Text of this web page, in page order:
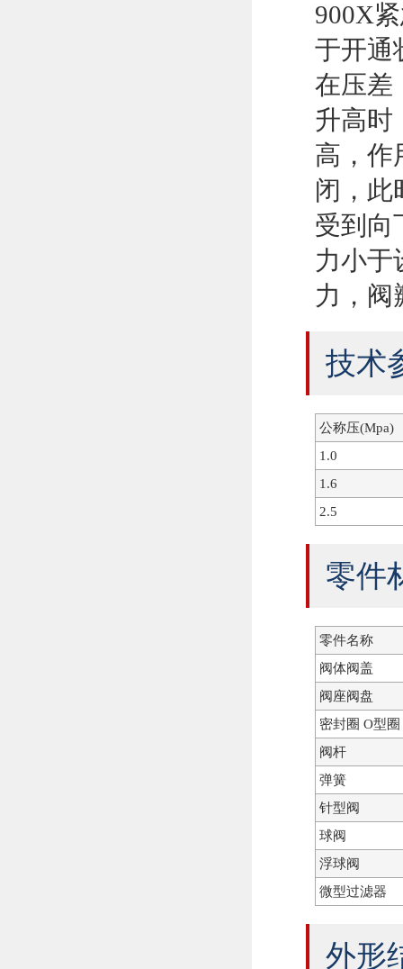
900X
于开通
在压差
升高时
高，作
闭，此
受到向
力小于
力，阀
技术
公称压(Mpa)
1.0
1.6
2.5
零件
零件名称
阀体阀盖
阀座阀盘
密封圈 O型圈
阀杆
弹簧
针型阀
球阀
浮球阀
微型过滤器
外形